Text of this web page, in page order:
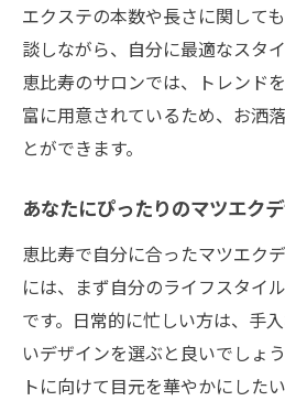
エクステの本数や長さに関して
談しながら、自分に最適なスタ
恵比寿のサロンでは、トレンド
富に用意されているため、お洒
とができます。
あなたにぴったりのマツエク
恵比寿で自分に合ったマツエク
には、まず自分のライフスタイ
です。日常的に忙しい方は、手
いデザインを選ぶと良いでしょ
トに向けて目元を華やかにした